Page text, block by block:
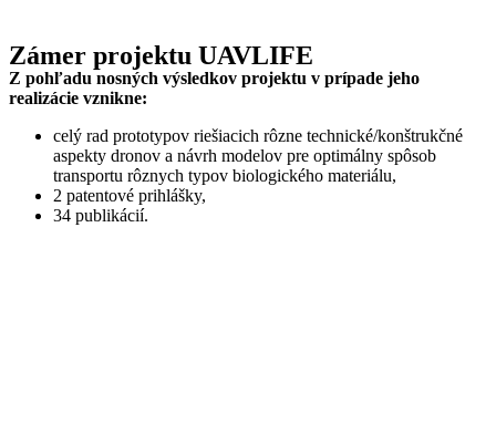
Zámer projektu UAVLIFE
Z pohľadu nosných výsledkov projektu v prípade jeho
realizácie vznikne:
celý rad prototypov riešiacich rôzne technické/konštrukčné
aspekty dronov a návrh modelov pre optimálny spôsob
transportu rôznych typov biologického materiálu,
2 patentové prihlášky,
34 publikácií.